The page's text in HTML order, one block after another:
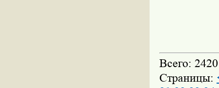
Всего: 2420
Страницы: